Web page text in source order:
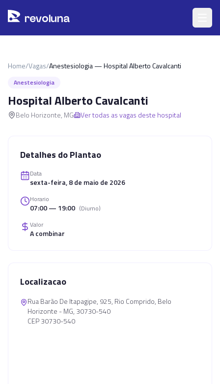
revoluna
Home/Vagas/Anestesiologia — Hospital Alberto Cavalcanti
Anestesiologia
Hospital Alberto Cavalcanti
Belo Horizonte, MG Ver todas as vagas deste hospital
Detalhes do Plantao
Data
sexta-feira, 8 de maio de 2026
Horario
07:00 — 19:00 (Diurno)
Valor
A combinar
Localizacao
Rua Barão De Itapagipe, 925, Rio Comprido, Belo
Horizonte - MG, 30730-540
CEP 30730-540